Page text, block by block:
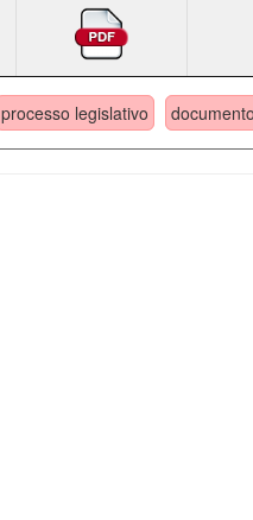
processo legislativo documento